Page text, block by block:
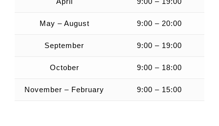
May – August 9:00 – 20:00
September 9:00 – 19:00
October 9:00 – 18:00
November – February 9:00 – 15:00